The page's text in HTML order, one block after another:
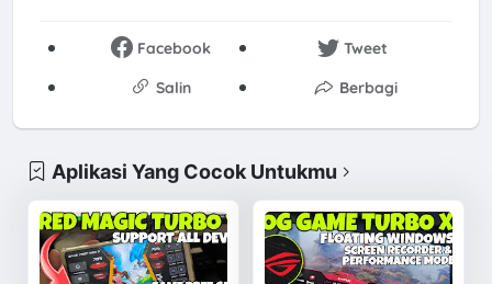
Facebook
Tweet
Salin
Berbagi
Aplikasi Yang Cocok Untukmu